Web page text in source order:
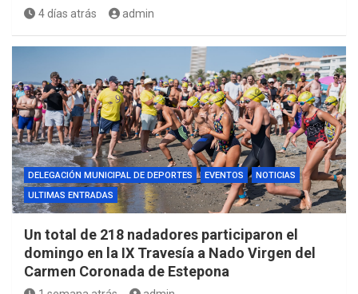
4 días atrás admin
DELEGACIÓN MUNICIPAL DE DEPORTES EVENTOS
NOTICIAS
ULTIMAS ENTRADAS
Un total de 218 nadadores participaron el
domingo en la IX Travesía a Nado Virgen del
Carmen Coronada de Estepona